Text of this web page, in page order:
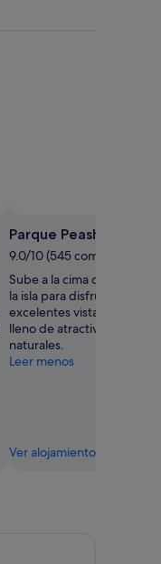
Parque Peasholm
9.0/10 (545 comentarios)
Sube a la cima de la
la isla para disfrutar de las
excelentes vistas de un
lleno de atractivos y
naturales.
Leer menos
Ver alojamientos